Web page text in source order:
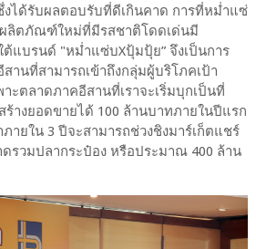
ได้รับผลตอบรับที่ดีเกินคาด การที่หม่ำแซ่
ลิตภัณฑ์ใหม่ที่มีรสชาติโดดเด่นมี
แบรนด์ "หม่ำแซ่บXปุ้มปุ้ย” จึงเป็นการ
านที่สามารถเข้าถึงกลุ่มผู้บริโภคเป้า
ะตลาดภาคอีสานที่เราจะเริ่มบุกเป็นที่
ร้างยอดขายได้ 100 ล้านบาทภายในปีแรก
ายใน 3 ปีจะสามารถช่วงชิงมาร์เก็ตแชร์
รวมปลากระป๋อง หรือประมาณ 400 ล้าน